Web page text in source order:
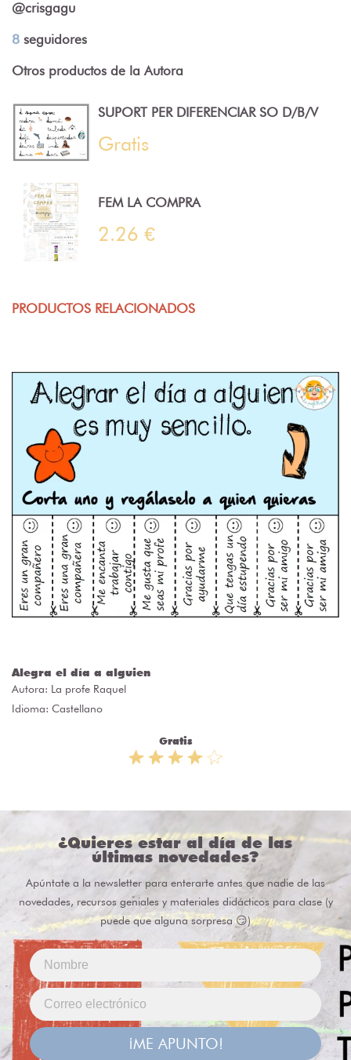
@crisgagu
8 seguidores
Otros productos de la Autora
SUPORT PER DIFERENCIAR SO D/B/V
Gratis
FEM LA COMPRA
2.26 €
PRODUCTOS RELACIONADOS
Alegra el día a alguien
Autora: La profe Raquel
Idioma: Castellano
Gratis
¿Quieres estar al día de las
últimas novedades?
Apúntate a la newsletter para enterarte antes que nadie de las
novedades, recursos geniales y materiales didácticos para clase (y
puede que alguna sorpresa 😏)
¡ME APUNTO!